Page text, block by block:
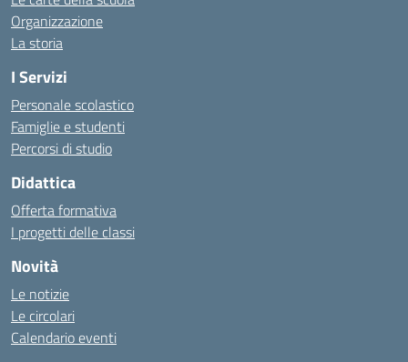
Organizzazione
La storia
I Servizi
Personale scolastico
Famiglie e studenti
Percorsi di studio
Didattica
Offerta formativa
I progetti delle classi
Novità
Le notizie
Le circolari
Calendario eventi